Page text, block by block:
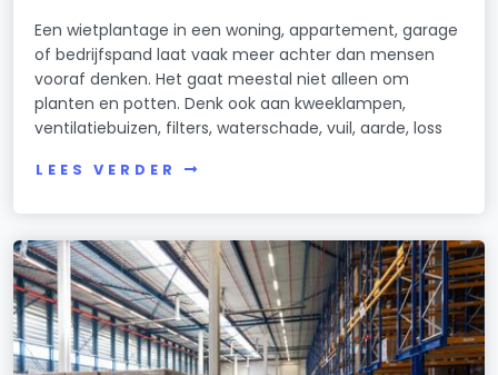
Een wietplantage in een woning, appartement, garage
of bedrijfspand laat vaak meer achter dan mensen
vooraf denken. Het gaat meestal niet alleen om
planten en potten. Denk ook aan kweeklampen,
ventilatiebuizen, filters, waterschade, vuil, aarde, loss
LEES VERDER